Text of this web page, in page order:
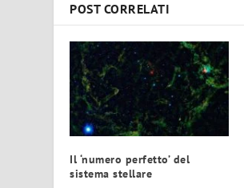
POST CORRELATI
Il ‘numero perfetto’ del
sistema stellare